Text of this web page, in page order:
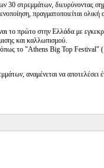
30 στρεμμάτων, διευρύνοντας
πραγματοποιείται
το πρώτο στην Ελλάδα με
και καλλωπισμού.
το "Athens Big Top Festival"
αναμένεται να αποτελέσει